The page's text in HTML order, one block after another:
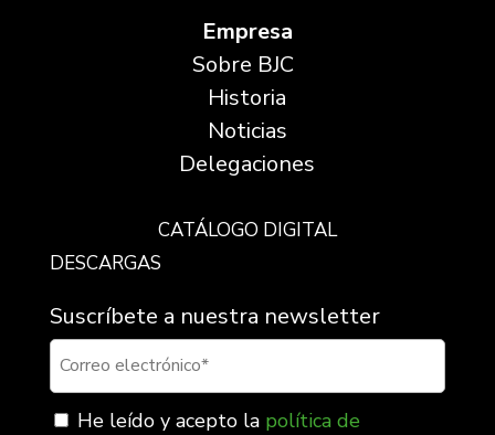
Empresa
Sobre BJC
Historia
Noticias
Delegaciones
CATÁLOGO DIGITAL
DESCARGAS
Suscríbete a nuestra newsletter
He leído y acepto la política de